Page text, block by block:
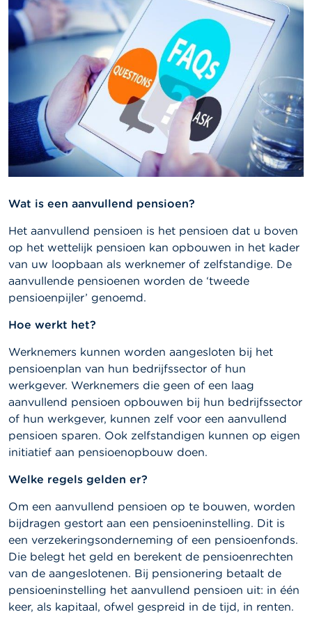
e
d
e
F
S
N
e
u
w
s
&
W
a
a
r
s
c
h
u
i
n
g
e
n
o
b
s
C
o
n
t
a
Wat is een aanvullend pensioen?
Het aanvullend pensioen is het pensioen dat u boven
op het wettelijk pensioen kan opbouwen in het kader
van uw loopbaan als werknemer of zelfstandige. De
aanvullende pensioenen worden de ‘tweede
pensioenpijler’ genoemd.
Hoe werkt het?
Werknemers kunnen worden aangesloten bij het
pensioenplan van hun bedrijfssector of hun
werkgever. Werknemers die geen of een laag
aanvullend pensioen opbouwen bij hun bedrijfssector
of hun werkgever, kunnen zelf voor een aanvullend
pensioen sparen. Ook zelfstandigen kunnen op eigen
initiatief aan pensioenopbouw doen.
Welke regels gelden er?
Om een aanvullend pensioen op te bouwen, worden
bijdragen gestort aan een pensioeninstelling. Dit is
een verzekeringsonderneming of een pensioenfonds.
Die belegt het geld en berekent de pensioenrechten
van de aangeslotenen. Bij pensionering betaalt de
pensioeninstelling het aanvullend pensioen uit: in één
keer, als kapitaal, ofwel gespreid in de tijd, in renten.